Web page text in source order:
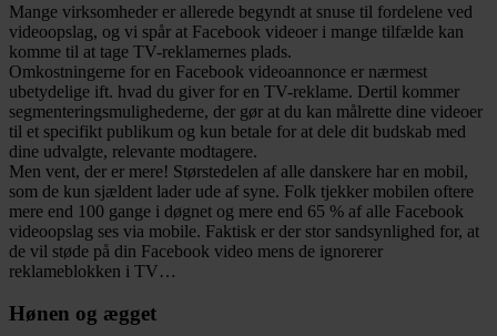
Mange virksomheder er allerede begyndt at snuse til fordelene ved
videoopslag, og vi spår at Facebook videoer i mange tilfælde kan
komme til at tage TV-reklamernes plads.
Omkostningerne for en Facebook videoannonce er nærmest
ubetydelige ift. hvad du giver for en TV-reklame. Dertil kommer
segmenteringsmulighederne, der gør at du kan målrette dine videoer
til et specifikt publikum og kun betale for at dele dit budskab med
dine udvalgte, relevante modtagere.
Men vent, der er mere! Størstedelen af alle danskere har en mobil,
som de kun sjældent lader ude af syne. Folk tjekker mobilen oftere
mere end 100 gange i døgnet og mere end 65 % af alle Facebook
videoopslag ses via mobile. Faktisk er der stor sandsynlighed for, at
de vil støde på din Facebook video mens de ignorerer
reklameblokken i TV…
Hønen og ægget